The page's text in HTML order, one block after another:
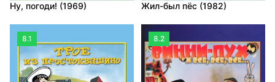
Ну, погоди! (1969) Жил-был пёс (1982)
8.1 8.2